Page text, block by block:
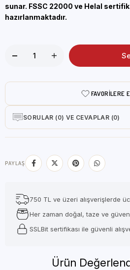
sunar. FSSC 22000 ve Helal
hazırlanmaktadır.
FAVORILERE
SORULAR (0) VE CEVAPLAR (0)
PAYLAŞ
750 TL ve üzeri alışverişlerde
Her zaman doğal, taze ve
SSLBit sertifikası ile güvenli
Ürün